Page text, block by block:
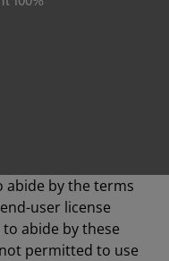
abide by the terms
user license
abide by these
permitted to use